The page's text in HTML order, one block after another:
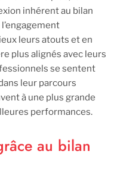
inhérent au bilan
leurs atouts et en
plus alignés avec leurs
se sentent
leur parcours
à une plus grande
performances.
au bilan